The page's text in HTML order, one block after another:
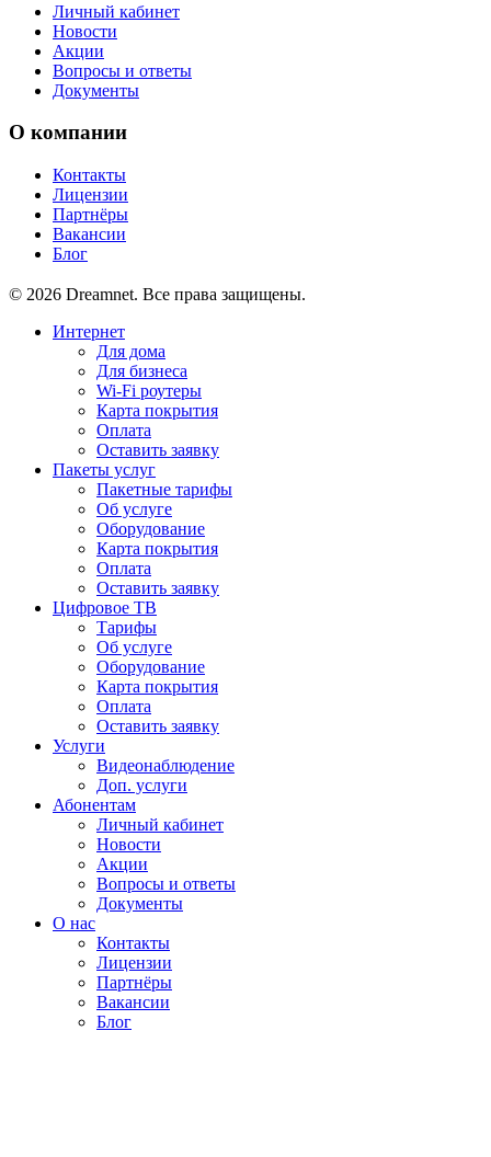
Личный кабинет
Новости
Акции
Вопросы и ответы
Документы
О компании
Контакты
Лицензии
Партнёры
Вакансии
Блог
© 2026 Dreamnet. Все права защищены.
Интернет
Для дома
Для бизнеса
Wi-Fi роутеры
Карта покрытия
Оплата
Оставить заявку
Пакеты услуг
Пакетные тарифы
Об услуге
Оборудование
Карта покрытия
Оплата
Оставить заявку
Цифровое ТВ
Тарифы
Об услуге
Оборудование
Карта покрытия
Оплата
Оставить заявку
Услуги
Видеонаблюдение
Доп. услуги
Абонентам
Личный кабинет
Новости
Акции
Вопросы и ответы
Документы
О нас
Контакты
Лицензии
Партнёры
Вакансии
Блог